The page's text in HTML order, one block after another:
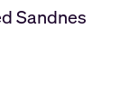
Sandnes